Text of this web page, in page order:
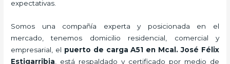
expectativas.
Somos una compañía experta y posicionada en el
mercado, tenemos domicilio residencial, comercial y
empresarial, el puerto de carga A51 en Mcal. José Félix
Estigarribia , está respaldado y certificado por medio de